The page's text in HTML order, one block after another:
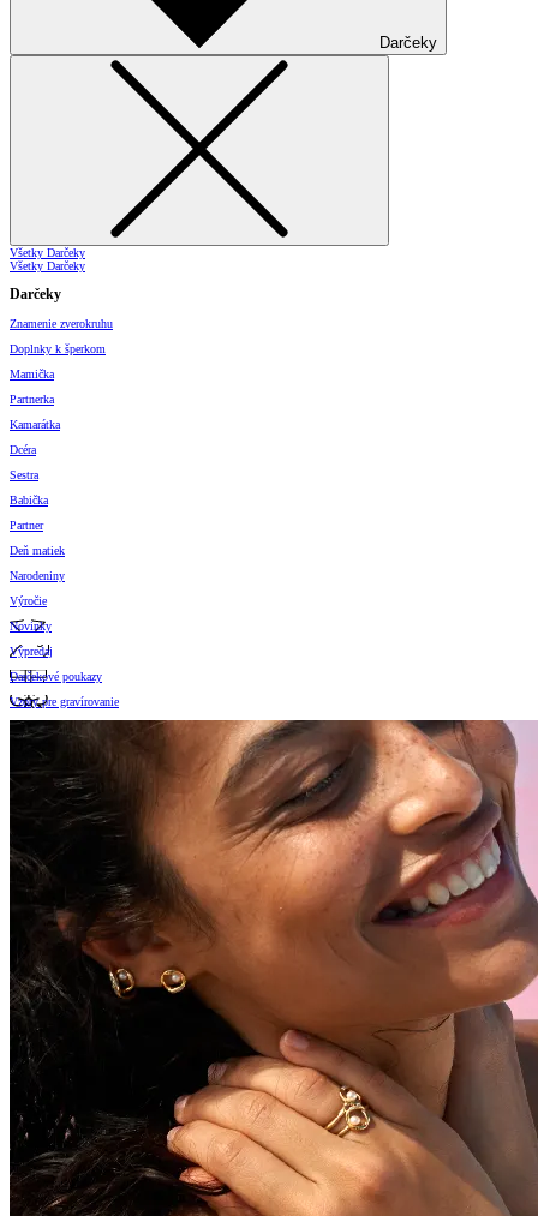
Darčeky
Všetky Darčeky
Všetky Darčeky
Darčeky
Znamenie zverokruhu
Doplnky k šperkom
Mamička
Partnerka
Kamarátka
Dcéra
Sestra
Babička
Partner
Deň matiek
Narodeniny
Výročie
Novinky
Výpredaj
Darčekové poukazy
Vzory pre gravírovanie